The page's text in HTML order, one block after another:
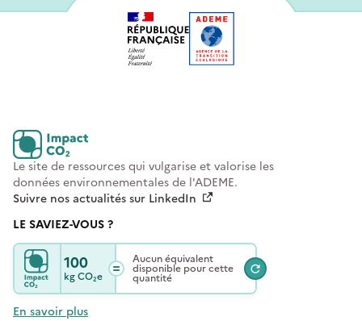
Le site de ressources qui vulgarise et valorise les
données environnementales de l'ADEME.
Suivre nos actualités sur LinkedIn
LE SAVIEZ-VOUS ?
100
kgCO₂e
Aucun équivalent
disponible pour cette
quantité
En savoir plus